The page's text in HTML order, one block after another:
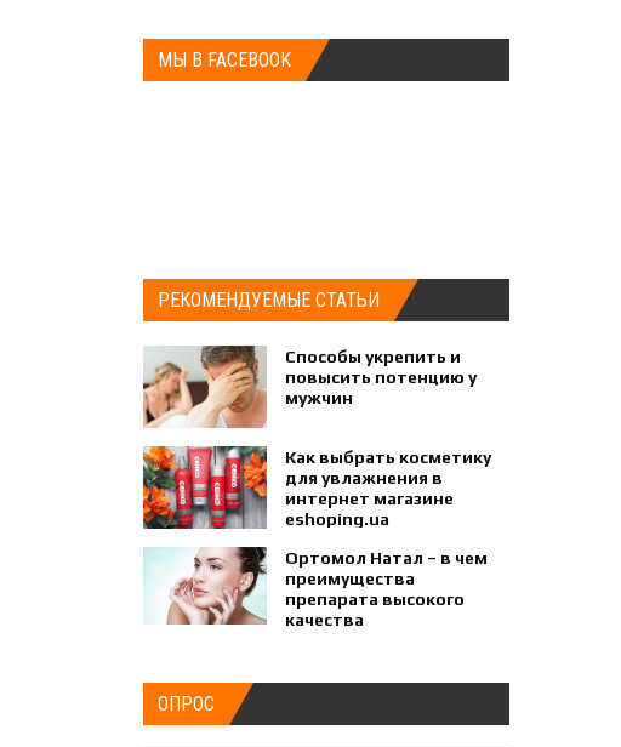
МЫ В FACEBOOK
РЕКОМЕНДУЕМЫЕ СТАТЬИ
Способы укрепить и
повысить потенцию у
мужчин
Как выбрать косметику
для увлажнения в
интернет магазине
eshoping.ua
Ортомол Натал – в чем
преимущества
препарата высокого
качества
ОПРОС